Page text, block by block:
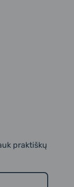
praktiškų